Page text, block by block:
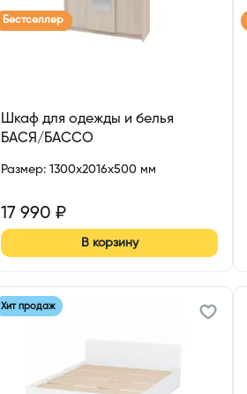
Бестселлер
Шкаф для одежды и белья
БАСЯ/БАССО
Размер: 1300x2016x500 мм
17 990 ₽
В корзину
Хит продаж